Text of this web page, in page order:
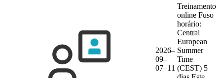
2026–
09–
07–11
Treinamento
online Fuso
horário:
Central
European
Summer
Time
(CEST) 5